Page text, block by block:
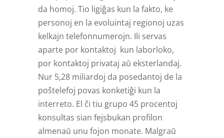
da homoj. Tio ligiĝas kun la fakto, ke
personoj en la evoluintaj regionoj uzas
kelkajn telefonnumerojn. Ili servas
aparte por kontaktoj kun laborloko,
por kontaktoj privataj aŭ eksterlandaj.
Nur 5,28 miliardoj da posedantoj de la
poŝtelefoj povas konketiĝi kun la
interreto. El ĉi tiu grupo 45 procentoj
konsultas sian fejsbukan profilon
almenaŭ unu fojon monate. Malgraŭ